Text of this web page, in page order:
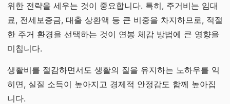
위한 전략을 세우는 것이 중요합니다. 특히, 주거비는 임대
료, 전세보증금, 대출 상환액 등 큰 비중을 차지하므로, 적절
한 주거 환경을 선택하는 것이 연봉 체감 방법에 큰 영향을
미칩니다.
생활비를 절감하면서도 생활의 질을 유지하는 노하우를 익
히면, 실질 소득이 높아지고 경제적 안정감도 함께 높아집
니다.